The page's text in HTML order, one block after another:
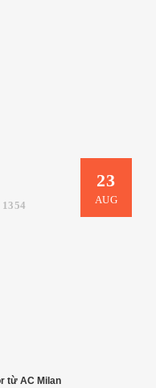
23
AUG
1354